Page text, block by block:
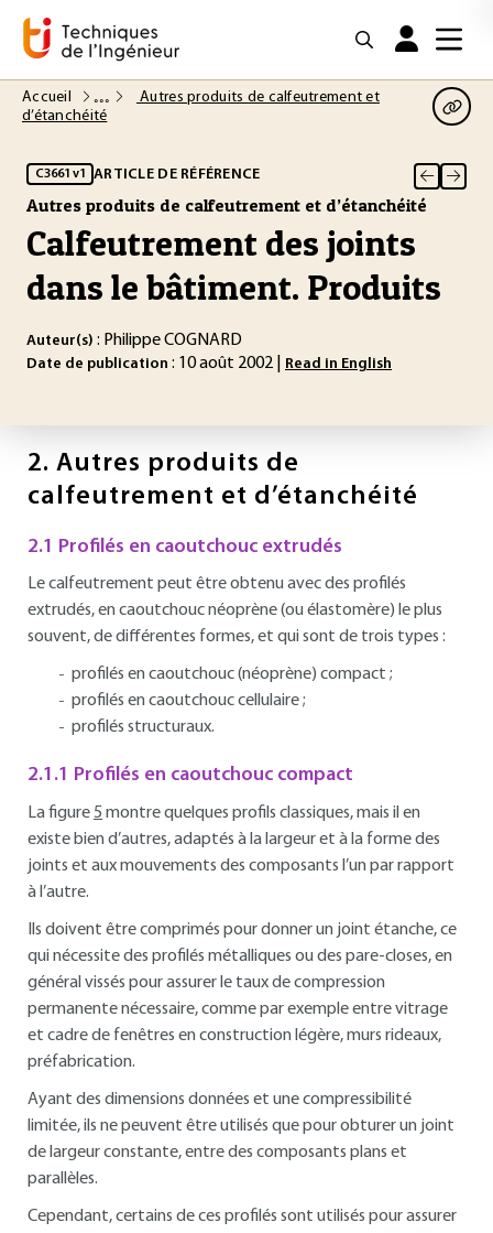
Accueil
Autres produits de calfeutrement et
d’étanchéité
C3661 v1 ARTICLE DE RÉFÉRENCE
Autres produits de calfeutrement et d’étanchéité
Calfeutrement des joints
dans le bâtiment. Produits
Auteur(s) : Philippe COGNARD
Date de publication : 10 août 2002 | Read in English
2. Autres produits de
calfeutrement et d’étanchéité
2.1 Profilés en caoutchouc extrudés
Le calfeutrement peut être obtenu avec des profilés
extrudés, en caoutchouc néoprène (ou élastomère) le plus
souvent, de différentes formes, et qui sont de trois types :
profilés en caoutchouc (néoprène) compact ;
profilés en caoutchouc cellulaire ;
profilés structuraux.
2.1.1 Profilés en caoutchouc compact
La figure5 montre quelques profils classiques, mais il en
existe bien d’autres, adaptés à la largeur et à la forme des
joints et aux mouvements des composants l’un par rapport
à l’autre.
Ils doivent être comprimés pour donner un joint étanche, ce
qui nécessite des profilés métalliques ou des pare-closes, en
général vissés pour assurer le taux de compression
permanente nécessaire, comme par exemple entre vitrage
et cadre de fenêtres en construction légère, murs rideaux,
préfabrication.
Ayant des dimensions données et une compressibilité
limitée, ils ne peuvent être utilisés que pour obturer un joint
de largeur constante, entre des composants plans et
parallèles.
Cependant, certains de ces profilés sont utilisés pour assurer